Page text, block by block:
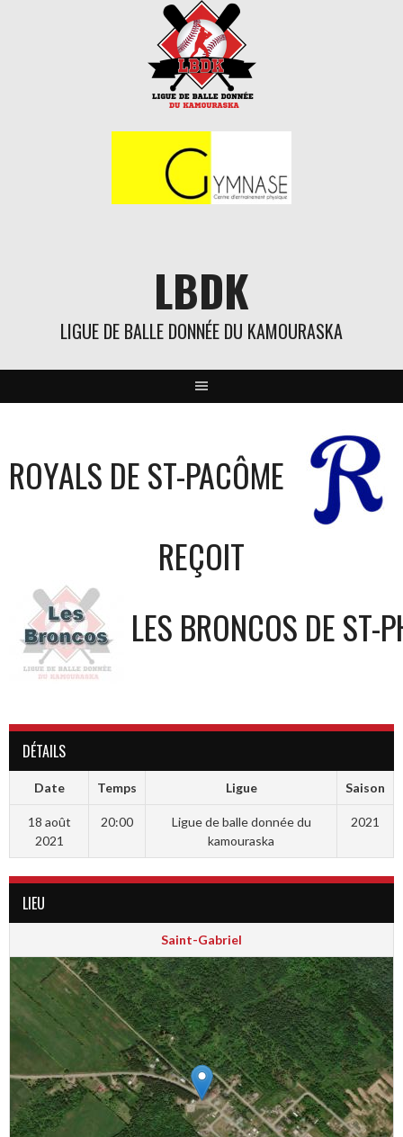
LBDK
LIGUE DE BALLE DONNÉE DU KAMOURASKA
ROYALS DE ST-PACÔME
REÇOIT
LES BRONCOS DE ST-
DÉTAILS
Date Temps Ligue Saison
18 août
2021
20:00
Ligue de balle donnée du
kamouraska
2021
LIEU
Saint-Gabriel